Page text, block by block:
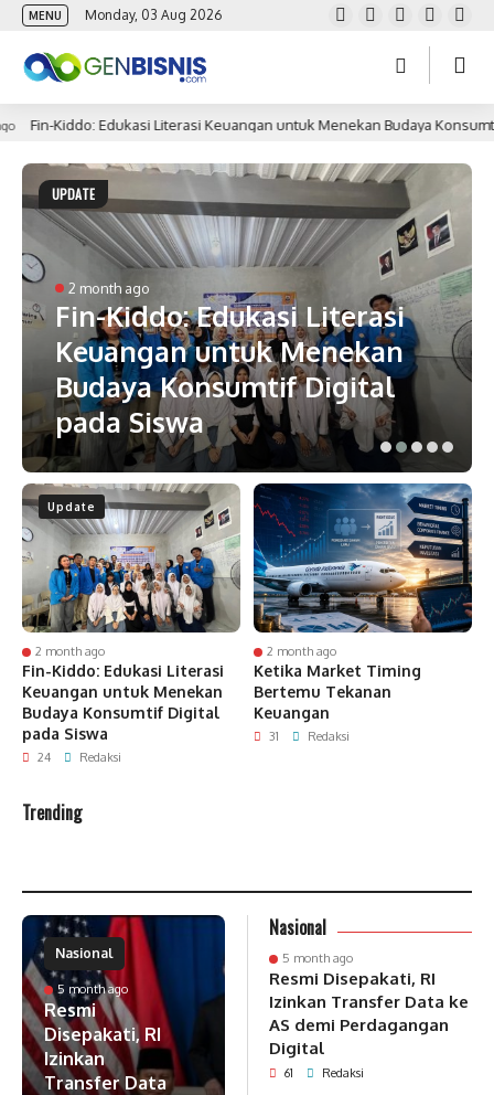
MENU Monday, 03 Aug 2026
Literasi Keuangan untuk Menekan Budaya Konsumtif Digital pada
UPDATE
2 month ago
Fin-Kiddo: Edukasi Literasi
Keuangan untuk Menekan
Budaya Konsumtif Digital
pada Siswa
Update
2 month ago
Fin-Kiddo: Edukasi Literasi
Keuangan untuk Menekan
Budaya Konsumtif Digital
pada Siswa
24 Redaksi
2 month ago
Ketika Market Timing
Bertemu Tekanan
Keuangan
31 Redaksi
Trending
Nasional
5 month ago
Resmi
Disepakati, RI
Izinkan
Transfer Data
Nasional
5 month ago
Resmi Disepakati, RI
Izinkan Transfer Data ke
AS demi Perdagangan
Digital
61 Redaksi